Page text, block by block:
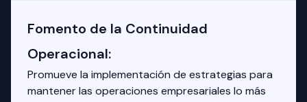
Fomento de la Continuidad
Operacional:
Promueve la implementación de estrategias para
mantener las operaciones empresariales lo más